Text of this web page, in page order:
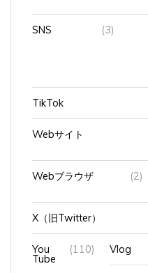
SNS (3)
TikTok
Webサイト
Webブラウザ (2)
X（旧Twitter）
You
Tube
(110) Vlog